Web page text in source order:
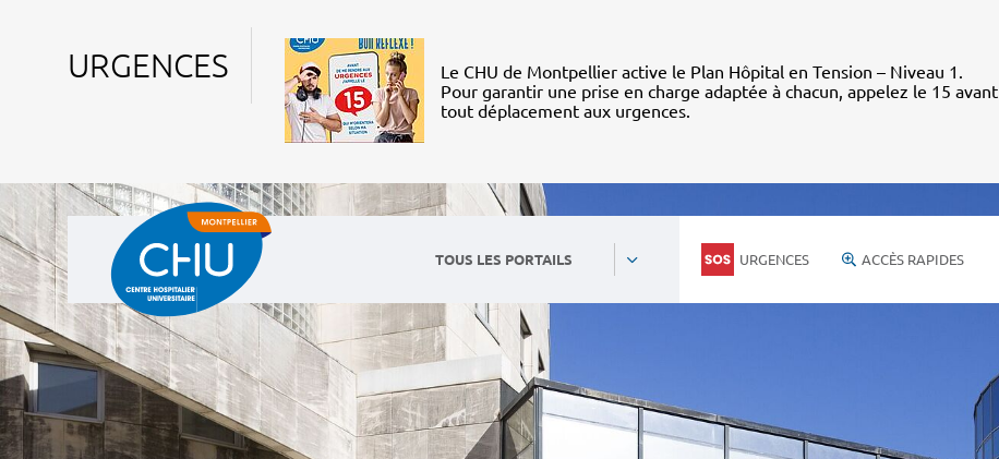
URGENCES
Le CHU de Montpellier active le Plan Hôpital en Tension – Niveau 1.
Pour garantir une prise en charge adaptée à chacun, appelez le 15 avant
tout déplacement aux urgences.
TOUS LES PORTAILS URGENCES ACCÈS RAPIDES